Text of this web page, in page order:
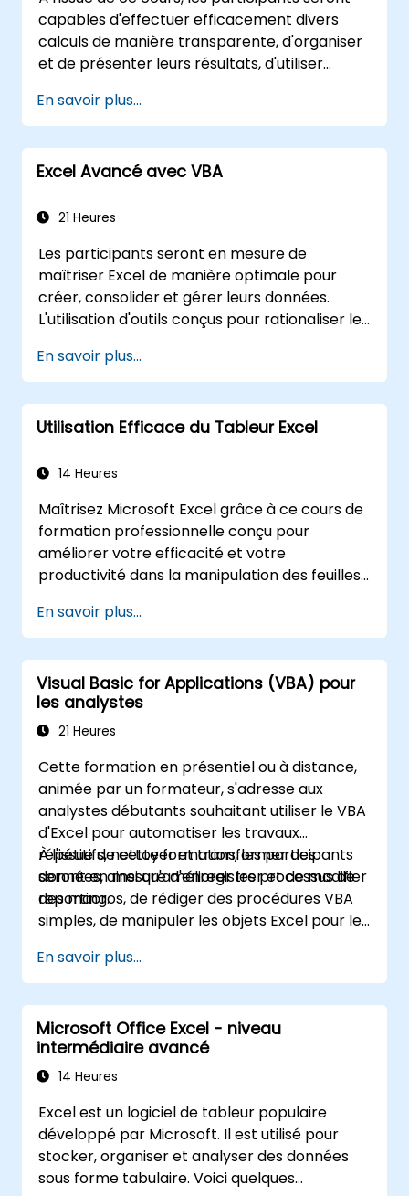
flux de travail événementiels personnalisés
pour des applications d'entreprise.
capables d'effectuer efficacement divers
calculs de manière transparente, d'organiser
et de présenter leurs résultats, d'utiliser
accélérer la création de feuilles de calcul,
ainsi que de protéger les calculs et leurs
résultats contre toute personne non
autorisée.
En savoir plus...
Excel Avancé avec VBA
21 Heures
Les participants seront en mesure de
maîtriser Excel de manière optimale pour
créer, consolider et gérer leurs données.
L'utilisation d'outils conçus pour rationaliser le
significativement le temps consacré aux
activités habituelles, tout en vous aidant à
concevoir des applications capables
d'accomplir de nouvelles tâches.
En savoir plus...
Utilisation Efficace du Tableur Excel
14 Heures
Maîtrisez Microsoft Excel grâce à ce cours de
formation professionnelle conçu pour
améliorer votre efficacité et votre
productivité dans la manipulation des feuilles
essentielles telles que l’édition de feuilles de
calcul, la gestion des classeurs, la création de
formules complexes à l’aide de fonctions
puissantes, le formatage des cellules, la
réalisation de graphiques professionnels,
l’utilisation des tableaux croisés dynamiques
manipulation d’objets graphiques. Idéal pour
les analystes d’affaires, les comptables, les
professionnels de la gestion des données et
les employés de bureau souhaitant passer
d’un niveau intermédiaire à un niveau expert
dans l’utilisation d’Excel. Renforcez vos
capacités d’analyse de données, rationalisez
vos processus de reporting et exploitez
pleinement le potentiel de Microsoft Excel
pour prendre de meilleures décisions et
En savoir plus...
Visual Basic for Applications (VBA) pour
les analystes
21 Heures
Cette formation en présentiel ou à distance,
animée par un formateur, s'adresse aux
analystes débutants souhaitant utiliser le VBA
d'Excel pour automatiser les travaux
répétitifs, nettoyer et transformer des
données, ainsi qu'améliorer les processus de
reporting.
À l'issue de cette formation, les participants
seront en mesure d'enregistrer et de modifier
des macros, de rédiger des procédures VBA
simples, de manipuler les objets Excel pour les
solutions d'automatisation de base.
En savoir plus...
Microsoft Office Excel - niveau
intermédiaire avancé
14 Heures
Excel est un logiciel de tableur populaire
développé par Microsoft. Il est utilisé pour
stocker, organiser et analyser des données
sous forme tabulaire. Voici quelques